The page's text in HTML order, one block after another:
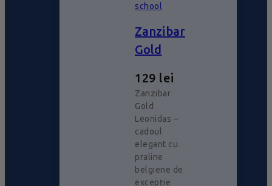
school
Zanzibar
Gold
129 lei
Zanzibar
Gold
Leonidas –
cadoul
elegant cu
praline
belgiene de
excepție